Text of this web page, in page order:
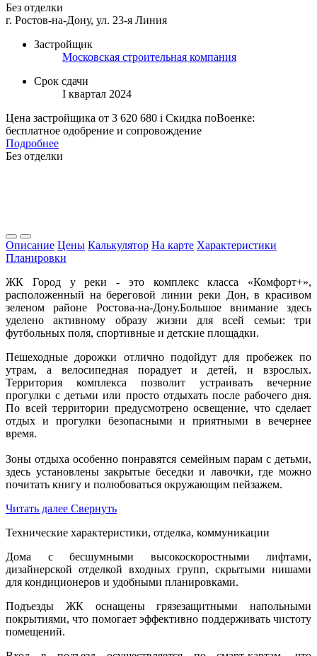
Без отделки
г. Ростов-на-Дону, ул. 23-я Линия
Застройщик
Московская строительная компания
Срок сдачи
I квартал 2024
Цена застройщика от 3 620 680 i Скидка поВоенке:
бесплатное одобрение и сопровождение
Подробнее
Без отделки
Описание Цены Калькулятор На карте Характеристики
Планировки
ЖК Город у реки - это комплекс класса «Комфорт+»,
расположенный на береговой линии реки Дон, в красивом
зеленом районе Ростова-на-Дону.Большое внимание здесь
уделено активному образу жизни для всей семьи: три
футбольных поля, спортивные и детские площадки.
Пешеходные дорожки отлично подойдут для пробежек по
утрам, а велосипедная порадует и детей, и взрослых.
Территория комплекса позволит устраивать вечерние
прогулки с детьми или просто отдыхать после рабочего дня.
По всей территории предусмотрено освещение, что сделает
отдых и прогулки безопасными и приятными в вечернее
время.
Зоны отдыха особенно понравятся семейным парам с детьми,
здесь установлены закрытые беседки и лавочки, где можно
почитать книгу и полюбоваться окружающим пейзажем.
Читать далее Свернуть
Технические характеристики, отделка, коммуникации
Дома с бесшумными высокоскоростными лифтами,
дизайнерской отделкой входных групп, скрытыми нишами
для кондиционеров и удобными планировками.
Подъезды ЖК оснащены грязезащитными напольными
покрытиями, что помогает эффективно поддерживать чистоту
помещений.